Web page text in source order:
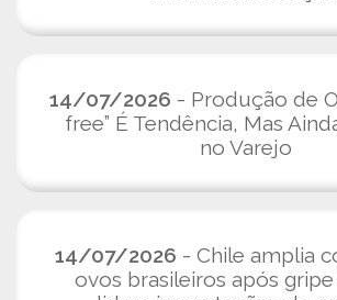
14/07/2026 - Produção de
free” É Tendência, Mas
no Varejo
14/07/2026 - Chile amplia
ovos brasileiros após gripe